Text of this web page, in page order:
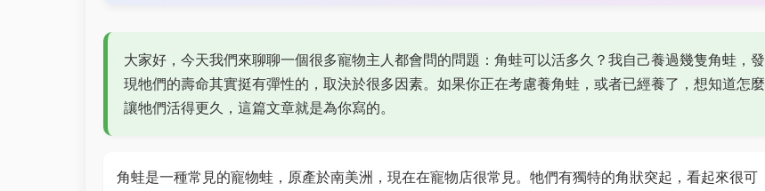
大家好，今天我們來聊聊一個很多寵物主人都會問的問題：角蛙可以活多久？我自己養過幾隻角蛙，發
現牠們的壽命其實挺有彈性的，取決於很多因素。如果你正在考慮養角蛙，或者已經養了，想知道怎麼
讓牠們活得更久，這篇文章就是為你寫的。
角蛙是一種常見的寵物蛙，原產於南美洲，現在在寵物店很常見。牠們有獨特的角狀突起，看起來很可